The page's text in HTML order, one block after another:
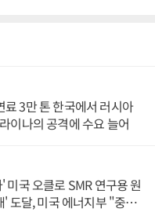
3만 톤 한국에서 러시아
이나의 공격에 수요 늘어
미국 오클로 SMR 연구용 원
' 도달, 미국 에너지부 "중요